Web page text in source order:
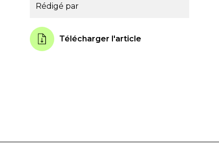
Rédigé par
Télécharger l'article